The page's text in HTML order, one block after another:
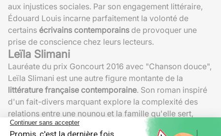
aux injustices sociales. Par son engagement littéraire,
Édouard Louis incarne parfaitement la volonté de
certains écrivains contemporains de provoquer une
prise de conscience chez leurs lecteurs.
Leïla Slimani
Lauréate du prix Goncourt 2016 avec "Chanson douce",
Leïla Slimani est une autre figure montante de la
littérature française contemporaine. Son roman inspiré
d'un fait-divers marquant explore la complexité des
relations entre une nounou et la famille qu'elle sert,
aboutissant à une tragédie inévitable. La force narrative